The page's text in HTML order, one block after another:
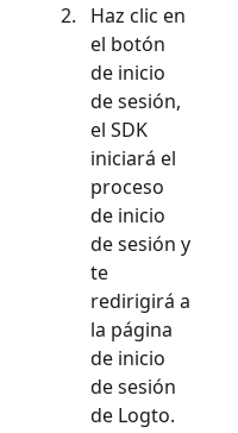
Haz clic en
el botón
de inicio
de sesión,
el SDK
iniciará el
proceso
de inicio
de sesión y
te
redirigirá a
la página
de inicio
de sesión
de Logto.